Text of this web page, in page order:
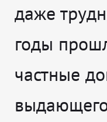
даже
годы
частные